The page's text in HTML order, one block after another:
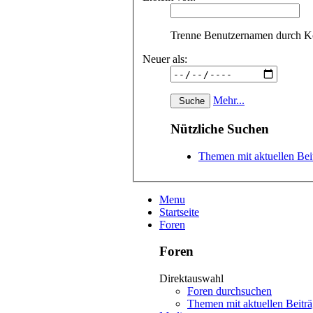
Trenne Benutzernamen durch
Neuer als:
Mehr...
Nützliche Suchen
Themen mit aktuellen
Menu
Startseite
Foren
Foren
Direktauswahl
Foren durchsuchen
Themen mit aktuellen